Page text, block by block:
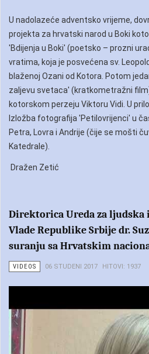
U nadolazeće adventsko vrijeme,
projekta za hrvatski narod u Boki
'Bdijenja u Boki' (poetsko – prozni
vratima, koja je posvećena sv.
blaženoj Ozani od Kotora. Potom
zaljevu svetaca' (kratkometražni
kotorskom perzeju Viktoru Vidi. U
Izložba fotografija 'Petilovrijenci' u
Petra, Lovra i Andrije (čije se mošti
Katedrale).
Dražen Zetić
Direktorica Ureda za ljudska
Vlade Republike Srbije dr.
suranju sa Hrvatskim
VIDEOS 06 STUDENI 2017 HITOVI: 1937